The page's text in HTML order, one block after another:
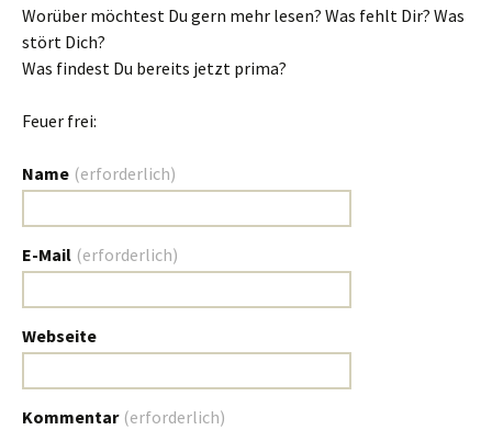
Worüber möchtest Du gern mehr lesen? Was fehlt Dir? Was
stört Dich?
Was findest Du bereits jetzt prima?
Feuer frei:
Name (erforderlich)
E-Mail (erforderlich)
Webseite
Kommentar (erforderlich)